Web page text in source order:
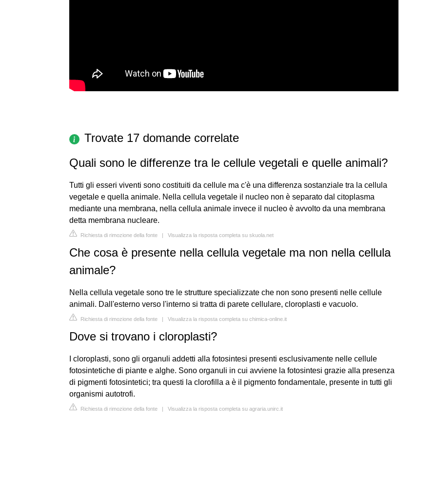
Trovate 17 domande correlate
Quali sono le differenze tra le cellule vegetali e quelle animali?
Tutti gli esseri viventi sono costituiti da cellule ma c'è una differenza sostanziale tra la cellula
vegetale e quella animale. Nella cellula vegetale il nucleo non è separato dal citoplasma
mediante una membrana, nella cellula animale invece il nucleo è avvolto da una membrana
detta membrana nucleare.
Richiesta di rimozione della fonte | Visualizza la risposta completa su skuola.net
Che cosa è presente nella cellula vegetale ma non nella cellula
animale?
Nella cellula vegetale sono tre le strutture specializzate che non sono presenti nelle cellule
animali. Dall'esterno verso l'interno si tratta di parete cellulare, cloroplasti e vacuolo.
Richiesta di rimozione della fonte | Visualizza la risposta completa su chimica-online.it
Dove si trovano i cloroplasti?
I cloroplasti, sono gli organuli addetti alla fotosintesi presenti esclusivamente nelle cellule
fotosintetiche di piante e alghe. Sono organuli in cui avviene la fotosintesi grazie alla presenza
di pigmenti fotosintetici; tra questi la clorofilla a è il pigmento fondamentale, presente in tutti gli
organismi autotrofi.
Richiesta di rimozione della fonte | Visualizza la risposta completa su agraria.unirc.it